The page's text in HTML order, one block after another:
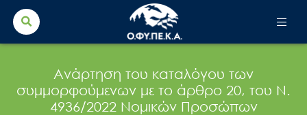
Search
for:
Ανάρτηση του καταλόγου των
συμμορφούμενων με το άρθρο 20, του Ν.
4936/2022 Νομικών Προσώπων